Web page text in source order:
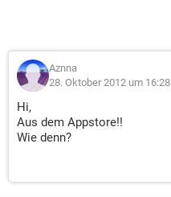
Aznna
28. Oktober 2012 um 16:28
Hi,
Aus dem Appstore!!
Wie denn?